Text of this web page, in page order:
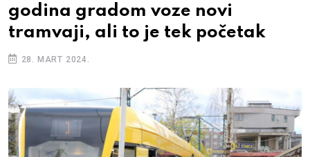
godina gradom voze novi
tramvaji, ali to je tek početak
28. MART 2024.